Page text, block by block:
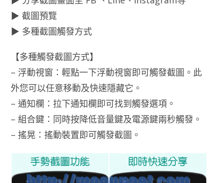
▶ 截圖預覽
▶ 多種截圖觸發方式
【多種觸發截圖方式】
– 浮動視窗：輕點一下浮動視窗即可觸發截圖。此
外您可以任意移動及快速隱藏它。
– 通知欄：拉下通知欄即可找到觸發選項。
– 組合鍵：同時按降低音量鍵及電源鍵兩秒觸發。
– 搖晃：搖動裝置即可觸發截圖。